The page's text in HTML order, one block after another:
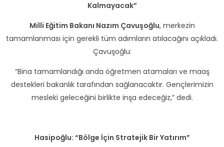
Kalmayacak”
Milli Eğitim Bakanı Nazım Çavuşoğlu, merkezin
tamamlanması için gerekli tüm adımların atılacağını açıkladı.
Çavuşoğlu:
“Bina tamamlandığı anda öğretmen atamaları ve maaş
destekleri bakanlık tarafından sağlanacaktır. Gençlerimizin
mesleki geleceğini birlikte inşa edeceğiz,” dedi.
Hasipoğlu: “Bölge İçin Stratejik Bir Yatırım”